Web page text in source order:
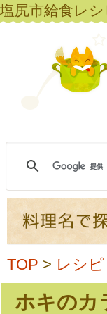
塩尻市給食レシ
TOP > レシピ
ホキのカ